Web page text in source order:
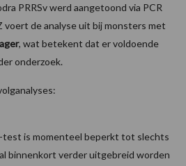
PRRSv werd aangetoond via PCR
voert de analyse uit bij monsters met
, wat betekent dat er voldoende
onderzoek.
test is momenteel beperkt tot slechts
binnenkort verder uitgebreid worden